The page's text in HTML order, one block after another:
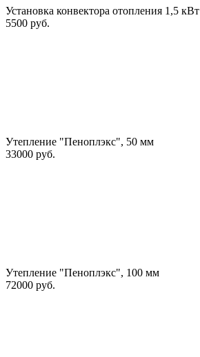
Установка конвектора отопления 1,5 кВт
5500 руб.
Утепление "Пеноплэкс", 50 мм
33000 руб.
Утепление "Пеноплэкс", 100 мм
72000 руб.